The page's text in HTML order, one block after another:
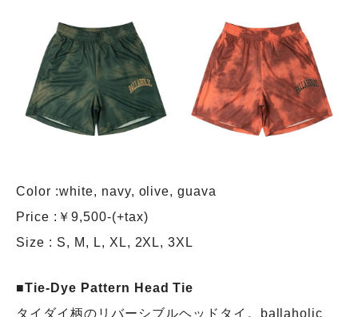
Color :white, navy, olive, guava
Price :￥9,500-(+tax)
Size : S, M, L, XL, 2XL, 3XL
■Tie-Dye Pattern Head Tie
タイダイ柄のリバーシブルヘッドタイ。ballaholic